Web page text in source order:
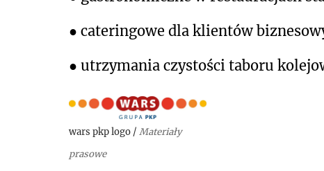
● cateringowe dla klientów
● utrzymania czystości taboru
wars pkp logo / Materiały
prasowe